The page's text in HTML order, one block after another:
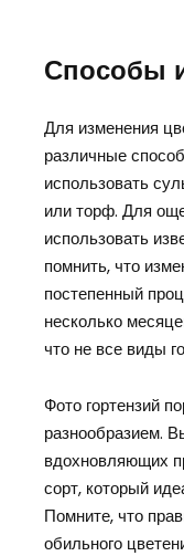
Способы
Для изменения
различные
использовать
или торф. Для
использовать
помнить, что
постепенный
несколько
что не все виды
Фото гортензий
разнообразием.
вдохновляющих
сорт, который
Помните, что
обильного